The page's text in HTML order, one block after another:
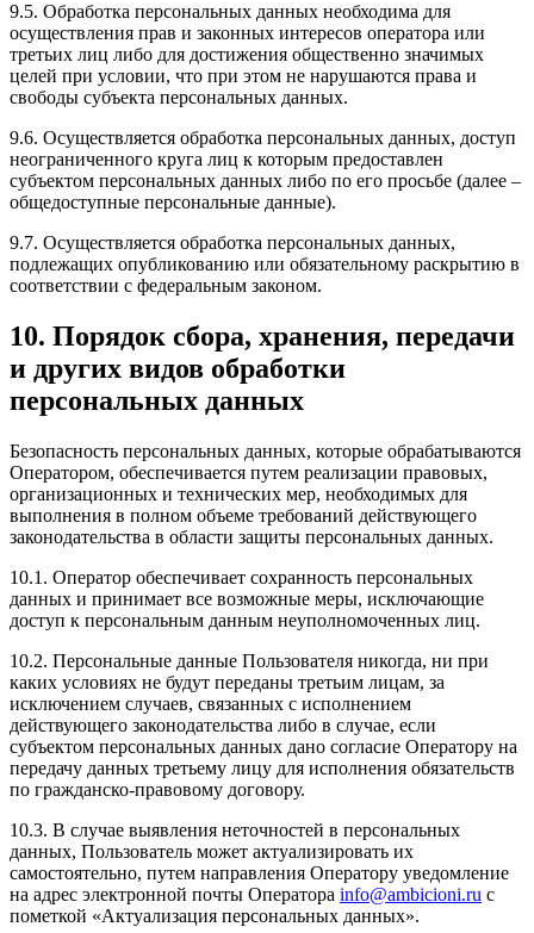
9.5. Обработка персональных данных необходима для
осуществления прав и законных интересов оператора или
третьих лиц либо для достижения общественно значимых
целей при условии, что при этом не нарушаются права и
свободы субъекта персональных данных.
9.6. Осуществляется обработка персональных данных, доступ
неограниченного круга лиц к которым предоставлен
субъектом персональных данных либо по его просьбе (далее –
общедоступные персональные данные).
9.7. Осуществляется обработка персональных данных,
подлежащих опубликованию или обязательному раскрытию в
соответствии с федеральным законом.
10. Порядок сбора, хранения, передачи
и других видов обработки
персональных данных
Безопасность персональных данных, которые обрабатываются
Оператором, обеспечивается путем реализации правовых,
организационных и технических мер, необходимых для
выполнения в полном объеме требований действующего
законодательства в области защиты персональных данных.
10.1. Оператор обеспечивает сохранность персональных
данных и принимает все возможные меры, исключающие
доступ к персональным данным неуполномоченных лиц.
10.2. Персональные данные Пользователя никогда, ни при
каких условиях не будут переданы третьим лицам, за
исключением случаев, связанных с исполнением
действующего законодательства либо в случае, если
субъектом персональных данных дано согласие Оператору на
передачу данных третьему лицу для исполнения обязательств
по гражданско-правовому договору.
10.3. В случае выявления неточностей в персональных
данных, Пользователь может актуализировать их
самостоятельно, путем направления Оператору уведомление
на адрес электронной почты Оператора info@ambicioni.ru с
пометкой «Актуализация персональных данных».